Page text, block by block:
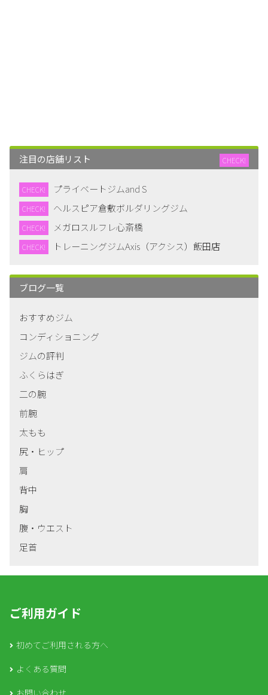
注目の店舗リスト CHECK!
CHECK! プライベートジムand S
CHECK! ヘルスピア倉敷ボルダリングジム
CHECK! メガロスルフレ心斎橋
CHECK! トレーニングジムAxis（アクシス）飯田店
ブログ一覧
おすすめジム
コンディショニング
ジムの評判
ふくらはぎ
二の腕
前腕
太もも
尻・ヒップ
肩
背中
胸
腹・ウエスト
足首
ご利用ガイド
初めてご利用される方へ
よくある質問